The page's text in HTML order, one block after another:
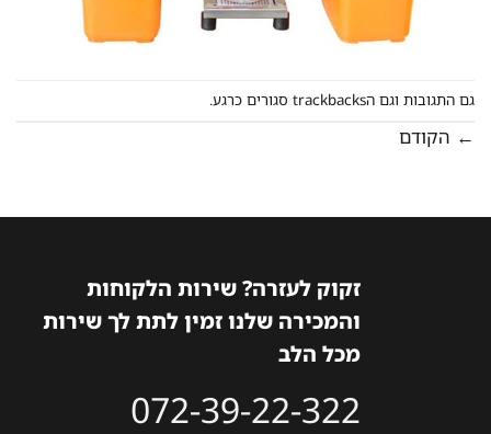
גם התגובות וגם הtrackbacks סגורים כרגע.
← הקודם
זקוק לעזרה? שירות הלקוחות
והמכירה שלנו זמין לתת לך שירות
מכל הלב
072-39-22-322